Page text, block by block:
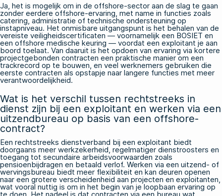
Ja, het is mogelijk om in de offshore-sector aan de slag te gaan
zonder eerdere offshore-ervaring, met name in functies zoals
catering, administratie of technische ondersteuning op
instapniveau. Het onmisbare uitgangspunt is het behalen van de
vereiste veiligheidscertificaten — voornamelijk een BOSIET en
een offshore medische keuring — voordat een exploitant je aan
boord toelaat. Van daaruit is het opdoen van ervaring via kortere
projectgebonden contracten een praktische manier om een
trackrecord op te bouwen, en veel werknemers gebruiken die
eerste contracten als opstapje naar langere functies met meer
verantwoordelijkheid.
Wat is het verschil tussen rechtstreeks in
dienst zijn bij een exploitant en werken via een
uitzendbureau op basis van een offshore-
contract?
Een rechtstreeks dienstverband bij een exploitant biedt
doorgaans meer werkzekerheid, regelmatiger dienstroosters en
toegang tot secundaire arbeidsvoorwaarden zoals
pensioenbijdragen en betaald verlof. Werken via een uitzend- of
wervingsbureau biedt meer flexibiliteit en kan deuren openen
naar een grotere verscheidenheid aan projecten en exploitanten,
wat vooral nuttig is om in het begin van je loopbaan ervaring op